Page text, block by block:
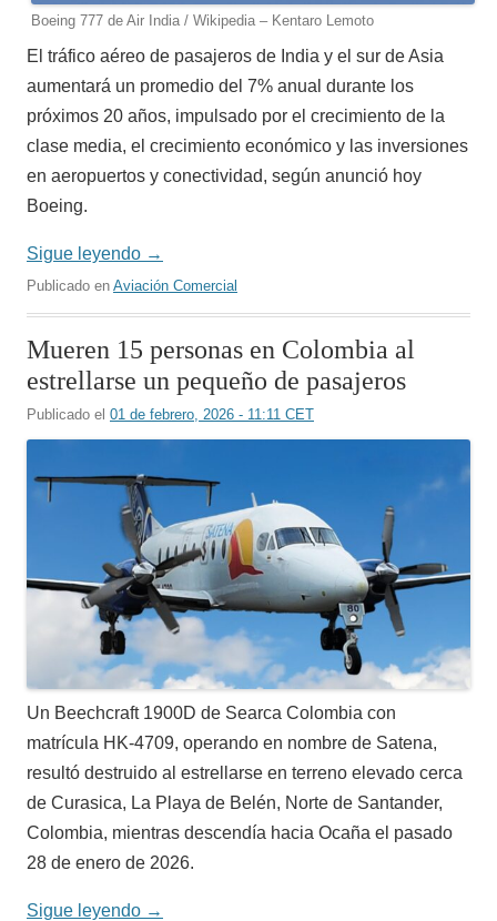
Boeing 777 de Air India / Wikipedia – Kentaro Lemoto
El tráfico aéreo de pasajeros de India y el sur de Asia
aumentará un promedio del 7% anual durante los
próximos 20 años, impulsado por el crecimiento de la
clase media, el crecimiento económico y las inversiones
en aeropuertos y conectividad, según anunció hoy
Boeing.
Sigue leyendo →
Publicado en Aviación Comercial
Mueren 15 personas en Colombia al
estrellarse un pequeño de pasajeros
Publicado el 01 de febrero, 2026 - 11:11 CET
Un Beechcraft 1900D de Searca Colombia con
matrícula HK-4709, operando en nombre de Satena,
resultó destruido al estrellarse en terreno elevado cerca
de Curasica, La Playa de Belén, Norte de Santander,
Colombia, mientras descendía hacia Ocaña el pasado
28 de enero de 2026.
Sigue leyendo →